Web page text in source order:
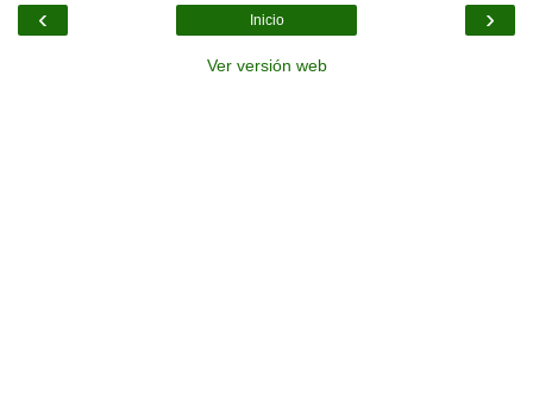
‹ ›
Inicio
Ver versión web